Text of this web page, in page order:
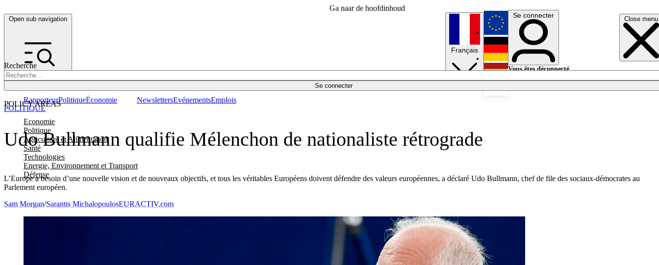
Ga naar de hoofdinhoud
Open sub navigation Close menu
Recherche
Se connecter
POLICY AREAS
Economie
Politique
Agriculture et Alimentation
Santé
Technologies
Energie, Environnement et Transport
Défense
RapporteurPolitiqueÉconomie NewslettersEvénementsEmplois
Français
English
Deutsch
Se connecter
Vous êtes déconnecté.
Udo Bullmann qualifie Mélenchon de nationaliste rétrograde
L’Europe a besoin d’une nouvelle vision et de nouveaux objectifs, et tous les véritables Européens doivent défendre des valeurs européennes, a déclaré Udo Bullmann, chef de file des sociaux-démocrates au
Parlement européen.
POLITIQUE
Sam Morgan/Sarantis MichalopoulosEURACTIV.com